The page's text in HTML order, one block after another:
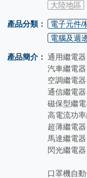
大陸地區
產品分類： 電子元件/
電腦及週
產品簡介： 通用繼電器
汽車繼電器
空調繼電器
通信繼電器
磁保型繼電
高電流功
超薄繼電器
馬達繼電器
閃光繼電器
口罩機自